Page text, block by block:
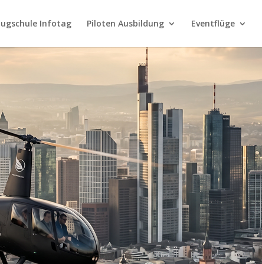
Infotag Piloten Ausbildung Eventflüge